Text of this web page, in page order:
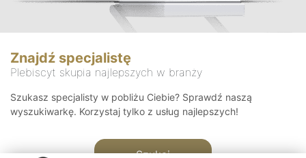
Znajdź specjalistę
Plebiscyt skupia najlepszych w branży
Szukasz specjalisty w pobliżu Ciebie? Sprawdź naszą
wyszukiwarkę. Korzystaj tylko z usług najlepszych!
Szukaj